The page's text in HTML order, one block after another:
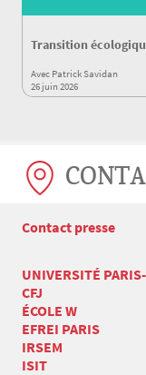
Transition
Avec Patrick Savidan
26 juin 2026
Contact presse
UNIVERSITÉ
CFJ
ÉCOLE W
EFREI PARIS
IRSEM
ISIT